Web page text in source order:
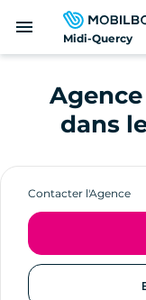
Midi-Quercy
menu
dans
Contacter l'Agence